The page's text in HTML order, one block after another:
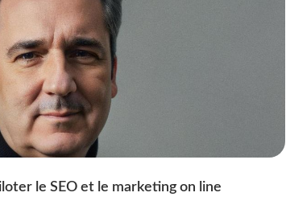
le SEO et le marketing on line